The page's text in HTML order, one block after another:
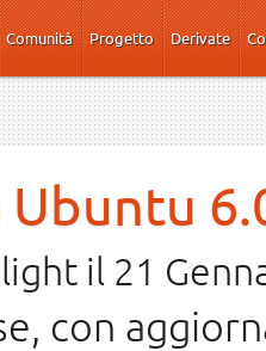
Comunità Progetto Derivate
il 21
con